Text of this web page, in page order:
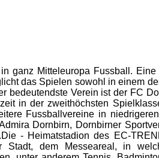
ganz Mitteleuropa Fussball.
das Spielen sowohl in einem
bedeutendste Verein ist der FC
in der zweithöchsten
Fussballvereine in
Dornbirn, Dornbirner
- Heimatstadion des EC-
Stadt, dem Messeareal, in